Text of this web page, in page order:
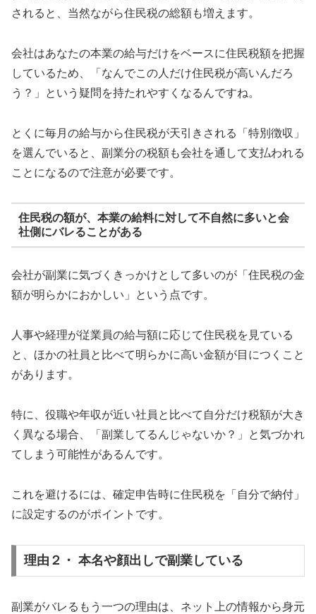
されると、当然ながら住民税の総額も増えます。
会社はあなたの本業の給与だけをベースに住民税額を把握
しているため、「なんでこの人だけ住民税が高いんだろ
う？」という疑問を持たれやすくなるんですね。
とくに毎月の給与から住民税が天引きされる「特別徴収」
を選んでいると、副業分の税額も会社を通して支払われる
ことになるので注意が必要です。
住民税の額が、本業の給料に対して不自然に多いと会
社側にバレることがある
会社が副業に気づくきっかけとして多いのが「住民税の金
額が明らかにおかしい」という点です。
人事や経理が従業員の給与額に応じて住民税を見ている
と、ほかの社員と比べて明らかに高い金額が目につくこと
があります。
特に、役職や年収が近い社員と比べて自分だけ税額が大き
く異なる場合、「副業してるんじゃないか？」と気づかれ
てしまう可能性があるんです。
これを避けるには、確定申告時に住民税を「自分で納付」
に設定するのがポイントです。
理由２・ 本名や顔出しで副業している
副業がバレるもう一つの理由は、ネット上の情報から身元